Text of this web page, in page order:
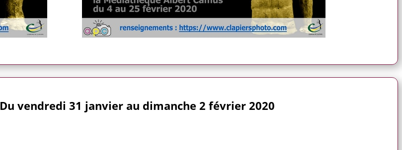
Du vendredi 31 janvier au dimanche 2 février 2020